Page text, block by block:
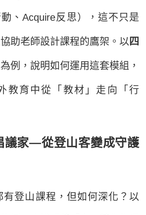
、Acquire反思），這不只是
助老師設計課程的鷹架。以 四
例，說明如何運用這套模組，
教育中從「教材」走向「行
議家—從登山客變成守護
登山課程，但如何深化？以